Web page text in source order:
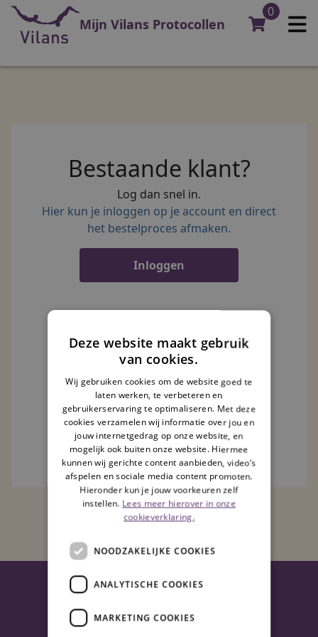
Mijn Vilans Protocollen
0
Bestaande klant?
Log dan snel in.
Hier kun je inloggen op je account en direct
het bestelproces afmaken.
Inloggen
Nieuwe klant?
Maak een account aan.
Dit is het account waarmee je na betaling
ook kunt inloggen.
Registreren
Algemeen
Home
Deze website maakt gebruik
van cookies.
Wij gebruiken cookies om de website goed te
laten werken, te verbeteren en
gebruikerservaring te optimaliseren. Met deze
cookies verzamelen wij informatie over jou en
jouw internetgedrag op onze website, en
mogelijk ook buiten onze website. Hiermee
kunnen wij gerichte content aanbieden, video’s
afspelen en sociale media content promoten.
Hieronder kun je jouw voorkeuren zelf
instellen. Lees meer hierover in onze
cookieverklaring.
NOODZAKELIJKE COOKIES
ANALYTISCHE COOKIES
MARKETING COOKIES